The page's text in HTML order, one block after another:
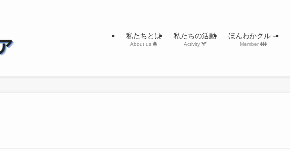
私たちとは
About us
私たちの活動
Activity
ほんわかクル－
Member